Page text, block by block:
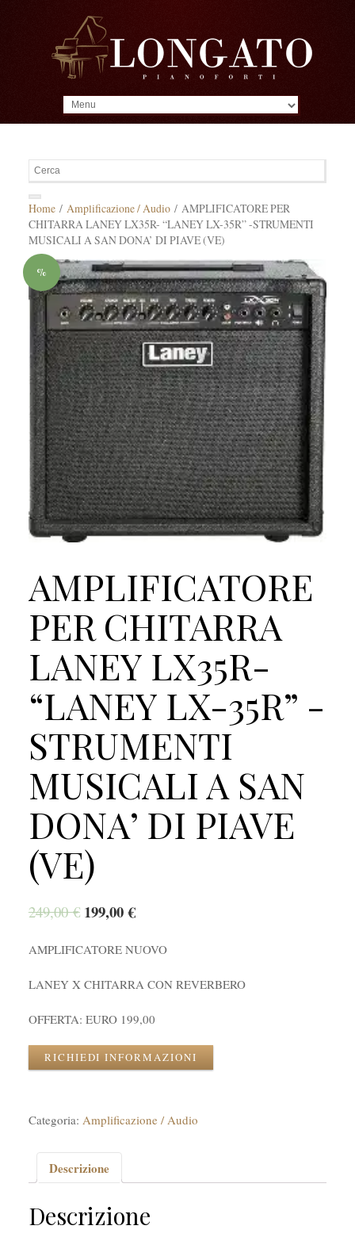
Home/ Amplificazione / Audio/ AMPLIFICATORE PER
CHITARRA LANEY LX35R- “LANEY LX-35R” -STRUMENTI
MUSICALI A SAN DONA’ DI PIAVE (VE)
%
AMPLIFICATORE
PER CHITARRA
LANEY LX35R-
“LANEY LX-35R” -
STRUMENTI
MUSICALI A SAN
DONA’ DI PIAVE
(VE)
249,00€ 199,00€
AMPLIFICATORE NUOVO
LANEY X CHITARRA CON REVERBERO
OFFERTA: EURO 199,00
RICHIEDI INFORMAZIONI
Categoria: Amplificazione / Audio
Descrizione
Descrizione